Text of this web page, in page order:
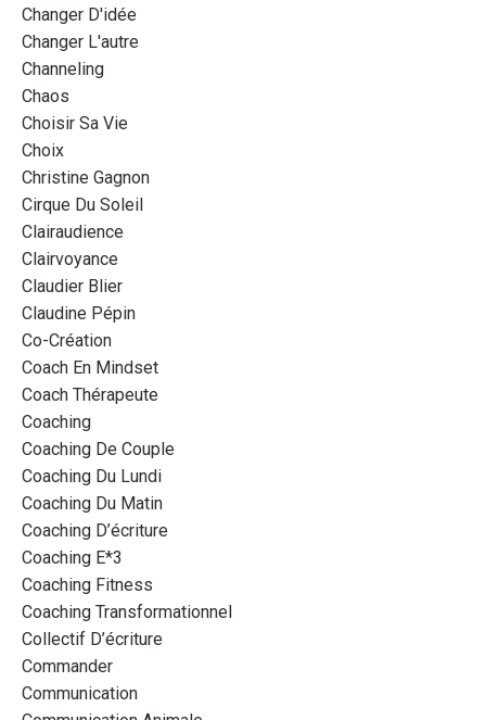
Changer D'idée
Changer L'autre
Channeling
Chaos
Choisir Sa Vie
Choix
Christine Gagnon
Cirque Du Soleil
Clairaudience
Clairvoyance
Claudier Blier
Claudine Pépin
Co-Création
Coach En Mindset
Coach Thérapeute
Coaching
Coaching De Couple
Coaching Du Lundi
Coaching Du Matin
Coaching D’écriture
Coaching E*3
Coaching Fitness
Coaching Transformationnel
Collectif D’écriture
Commander
Communication